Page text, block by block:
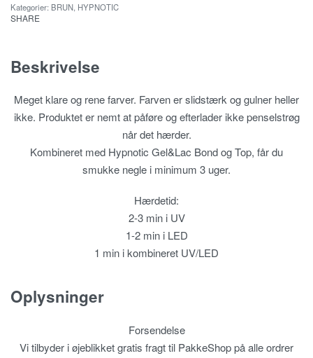
Kategorier: BRUN HYPNOTIC
SHARE
Beskrivelse
Meget klare og rene farver. Farven er slidstærk og gulner heller
ikke. Produktet er nemt at påføre og efterlader ikke penselstrøg
når det hærder.
Kombineret med Hypnotic Gel&Lac Bond og Top, får du
smukke negle i minimum 3 uger.
Hærdetid:
2-3 min i UV
1-2 min i LED
1 min i kombineret UV/LED
Oplysninger
Forsendelse
Vi tilbyder i øjeblikket gratis fragt til PakkeShop på alle ordrer